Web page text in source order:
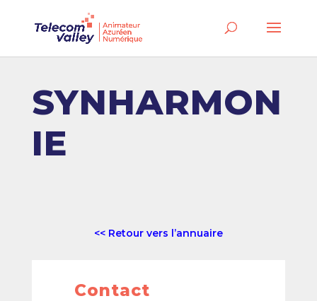
SYNHARMON
IE
<< Retour vers l’annuaire
Contact